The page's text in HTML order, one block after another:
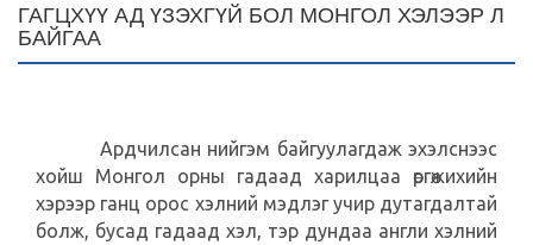
ГАГЦХҮҮ АД ҮЗЭХГҮЙ БОЛ МОНГОЛ ХЭЛЭЭР Л
БАЙГАА
Ардчилсан нийгэм байгуулагдаж эхэлснээс
хойш Монгол орны гадаад харилцаа өргөжихийн
хэрээр ганц орос хэлний мэдлэг учир дутагдалтай
болж, бусад гадаад хэл, тэр дундаа англи хэлний